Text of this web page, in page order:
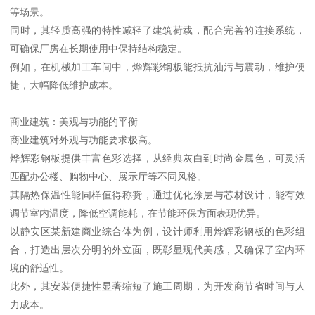
等场景。
同时，其轻质高强的特性减轻了建筑荷载，配合完善的连接系统，
可确保厂房在长期使用中保持结构稳定。
例如，在机械加工车间中，烨辉彩钢板能抵抗油污与震动，维护便
捷，大幅降低维护成本。
商业建筑：美观与功能的平衡
商业建筑对外观与功能要求极高。
烨辉彩钢板提供丰富色彩选择，从经典灰白到时尚金属色，可灵活
匹配办公楼、购物中心、展示厅等不同风格。
其隔热保温性能同样值得称赞，通过优化涂层与芯材设计，能有效
调节室内温度，降低空调能耗，在节能环保方面表现优异。
以静安区某新建商业综合体为例，设计师利用烨辉彩钢板的色彩组
合，打造出层次分明的外立面，既彰显现代美感，又确保了室内环
境的舒适性。
此外，其安装便捷性显著缩短了施工周期，为开发商节省时间与人
力成本。